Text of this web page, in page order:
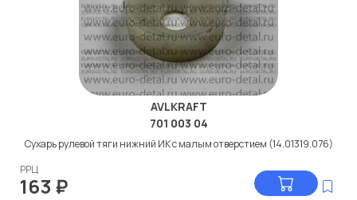
AVLKRAFT
701 003 04
Сухарь рулевой тяги нижний ИК с малым отверстием (14.01319.076)
РРЦ
163 ₽